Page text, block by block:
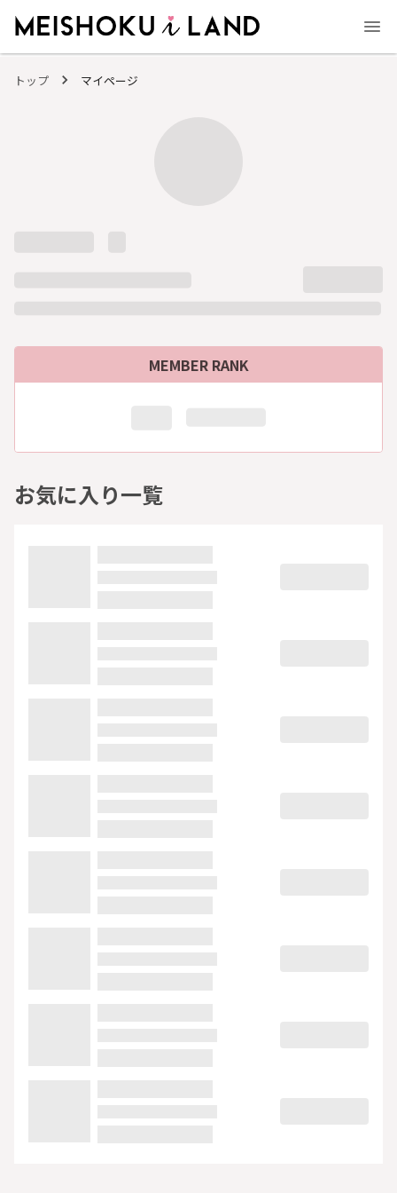
トップ マイページ
MEMBER RANK
お気に入り一覧